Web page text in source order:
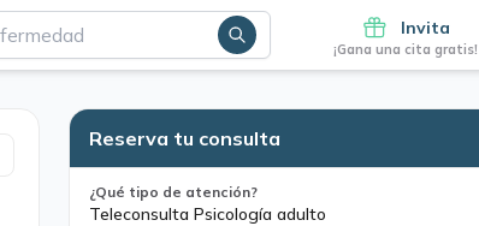
Invita
¡Gana una cita gratis!
Reserva tu consulta
¿Qué tipo de atención?
Teleconsulta Psicología adulto